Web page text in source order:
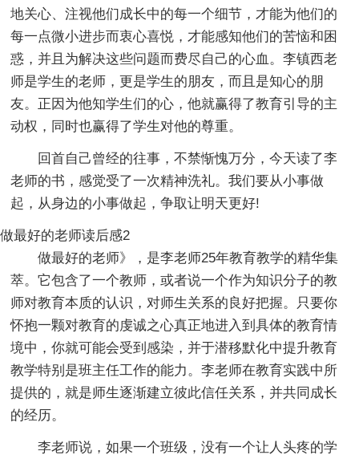
地关心、注视他们成长中的每一个细节，才能为他们的
每一点微小进步而衷心喜悦，才能感知他们的苦恼和困
惑，并且为解决这些问题而费尽自己的心血。李镇西老
师是学生的老师，更是学生的朋友，而且是知心的朋
友。正因为他知学生们的心，他就赢得了教育引导的主
动权，同时也赢得了学生对他的尊重。
回首自己曾经的往事，不禁惭愧万分，今天读了李
老师的书，感觉受了一次精神洗礼。我们要从小事做
起，从身边的小事做起，争取让明天更好!
做最好的老师读后感2
做最好的老师》，是李老师25年教育教学的精华集
萃。它包含了一个教师，或者说一个作为知识分子的教
师对教育本质的认识，对师生关系的良好把握。只要你
怀抱一颗对教育的虔诚之心真正地进入到具体的教育情
境中，你就可能会受到感染，并于潜移默化中提升教育
教学特别是班主任工作的能力。李老师在教育实践中所
提供的，就是师生逐渐建立彼此信任关系，并共同成长
的经历。
李老师说，如果一个班级，没有一个让人头疼的学